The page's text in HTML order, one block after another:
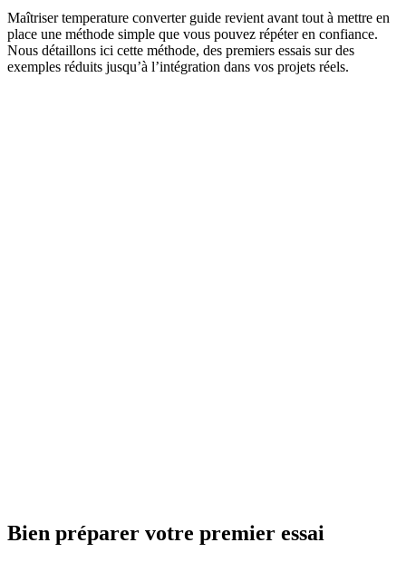
Maîtriser temperature converter guide revient avant tout à mettre en
place une méthode simple que vous pouvez répéter en confiance.
Nous détaillons ici cette méthode, des premiers essais sur des
exemples réduits jusqu’à l’intégration dans vos projets réels.
Bien préparer votre premier essai